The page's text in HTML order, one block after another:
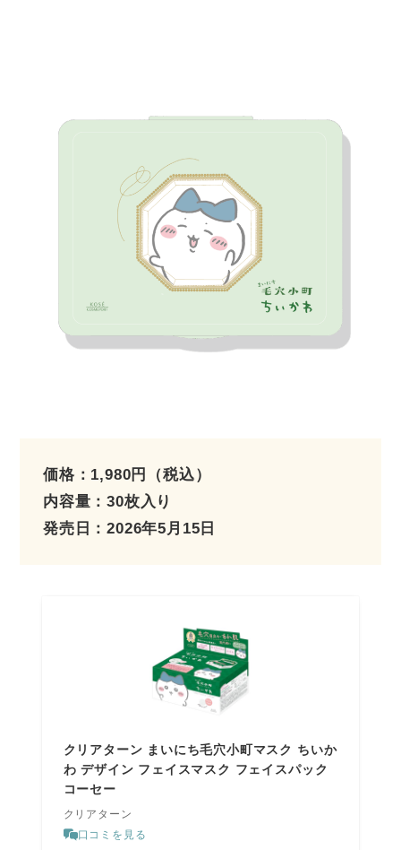
価格：1,980円（税込）
内容量：30枚入り
発売日：2026年5月15日
クリアターン まいにち毛穴小町マスク ちいか
わ デザイン フェイスマスク フェイスパック
コーセー
クリアターン
口コミを見る